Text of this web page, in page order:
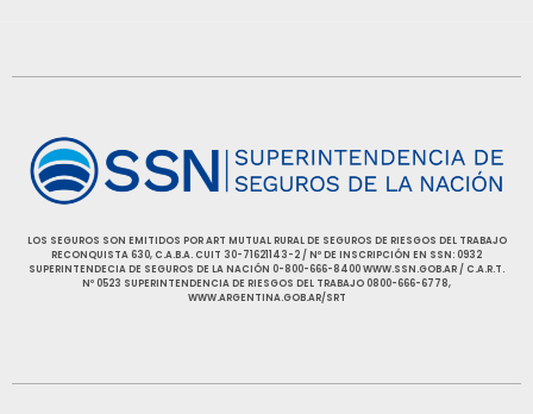
LOS SEGUROS SON EMITIDOS POR ART MUTUAL RURAL DE SEGUROS DE RIESGOS DEL TRABAJO
RECONQUISTA 630, C.A.B.A. CUIT 30-71621143-2 / Nº DE INSCRIPCIÓN EN SSN: 0932
SUPERINTENDECIA DE SEGUROS DE LA NACIÓN 0-800-666-8400 WWW.SSN.GOB.AR / C.A.R.T.
Nº 0523 SUPERINTENDENCIA DE RIESGOS DEL TRABAJO 0800-666-6778,
WWW.ARGENTINA.GOB.AR/SRT